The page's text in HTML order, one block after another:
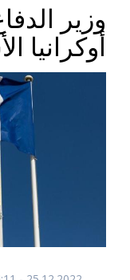
وزير
أوكرانيا